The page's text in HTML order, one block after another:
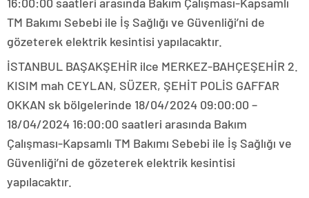
TM Bakımı Sebebi ile İş Sağlığı ve Güvenliği’ni de
gözeterek elektrik kesintisi yapılacaktır.
İSTANBUL BAŞAKŞEHİR ilce MERKEZ-BAHÇEŞEHİR 2.
KISIM mah CEYLAN, SÜZER, ŞEHİT POLİS GAFFAR
OKKAN sk bölgelerinde 18/04/2024 09:00:00 –
18/04/2024 16:00:00 saatleri arasında Bakım
Çalışması-Kapsamlı TM Bakımı Sebebi ile İş Sağlığı ve
Güvenliği’ni de gözeterek elektrik kesintisi
yapılacaktır.